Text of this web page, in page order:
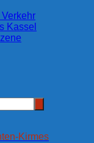
Kassel
Kirmes